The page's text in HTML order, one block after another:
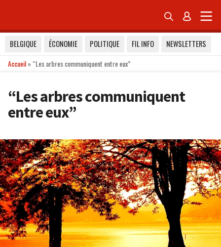
 
BELGIQUE ÉCONOMIE POLITIQUE FIL INFO
NEWSLETTERS
Accueil» “Les arbres communiquent entre eux”
“Les arbres communiquent
entre eux”